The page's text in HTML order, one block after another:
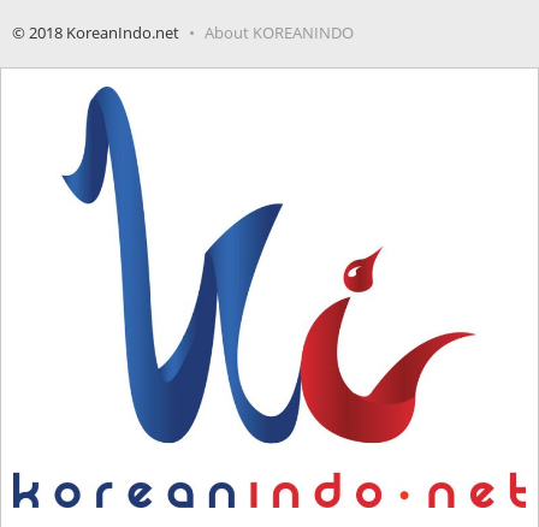
© 2018 KoreanIndo.net About KOREANINDO